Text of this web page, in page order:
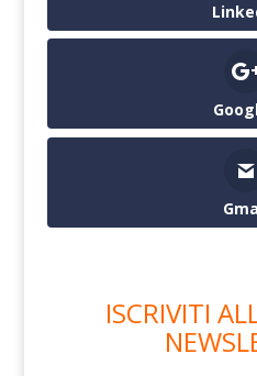
ISCRIVITI